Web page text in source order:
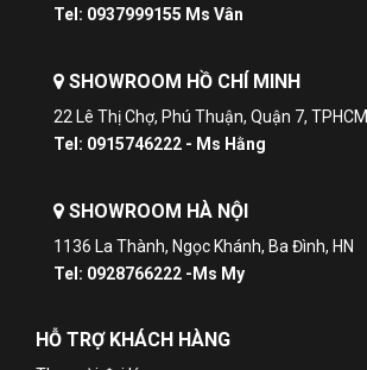
Tel: 0937999155 Ms Vân
SHOWROOM HỒ CHÍ MINH
22 Lê Thị Chợ, Phú Thuận, Quận 7, TPHCM
Tel: 0915746222 - Ms Hằng
SHOWROOM HÀ NỘI
1136 La Thành, Ngọc Khánh, Ba Đình, HN
Tel: 0928766222 -Ms My
HỖ TRỢ KHÁCH HÀNG